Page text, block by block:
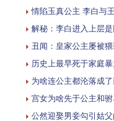
情陷玉真公主 李白与
解秘：李白进入上层
丑闻：皇家公主屡被
历史上最早死于家庭
为啥连公主都沦落成
宫女为啥先于公主和
公然迎娶男妾勾引姑